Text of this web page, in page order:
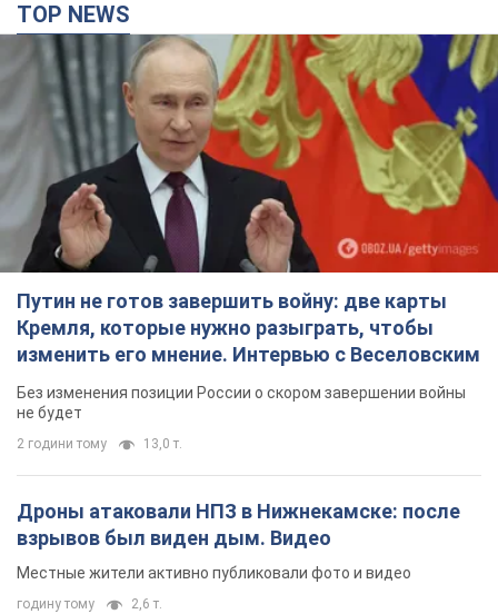
TOP NEWS
Путин не готов завершить войну: две карты
Кремля, которые нужно разыграть, чтобы
изменить его мнение. Интервью с Веселовским
Без изменения позиции России о скором завершении войны
не будет
2 години тому 13,0 т.
Дроны атаковали НПЗ в Нижнекамске: после
взрывов был виден дым. Видео
Местные жители активно публиковали фото и видео
годину тому 2,6 т.